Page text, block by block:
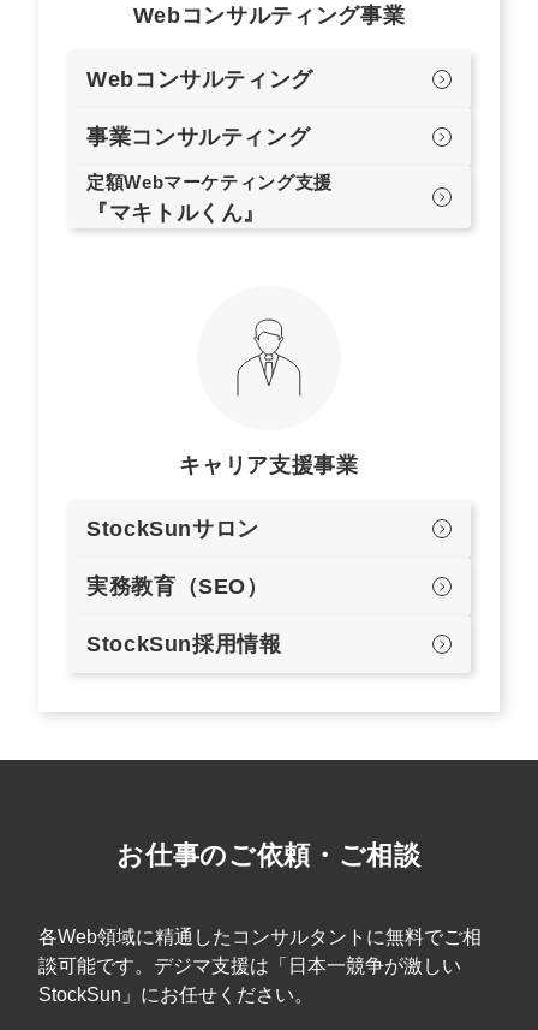
Webコンサルティング事業
Webコンサルティング
事業コンサルティング
定額Webマーケティング支援
『マキトルくん』
キャリア支援事業
StockSunサロン
実務教育（SEO）
StockSun採用情報
お仕事のご依頼・ご相談
各Web領域に精通したコンサルタントに無料でご相
談可能です。デジマ支援は「日本一競争が激しい
StockSun」にお任せください。